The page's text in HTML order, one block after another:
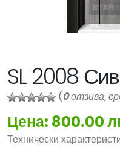
SL 2008
(0отзива,
Цена: 800.00
Технически